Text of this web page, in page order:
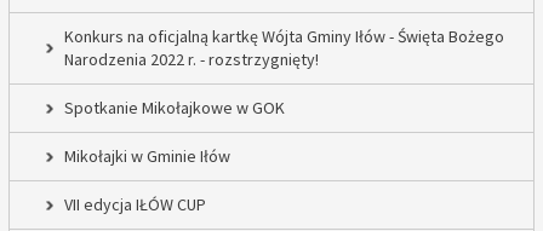
Konkurs na oficjalną kartkę Wójta Gminy Iłów - Święta Bożego
Narodzenia 2022 r. - rozstrzygnięty!
Spotkanie Mikołajkowe w GOK
Mikołajki w Gminie Iłów
VII edycja IŁÓW CUP